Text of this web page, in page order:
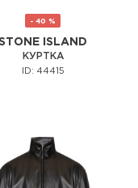
- 40 %
ISLAND
КУРТКА
ID: 44415